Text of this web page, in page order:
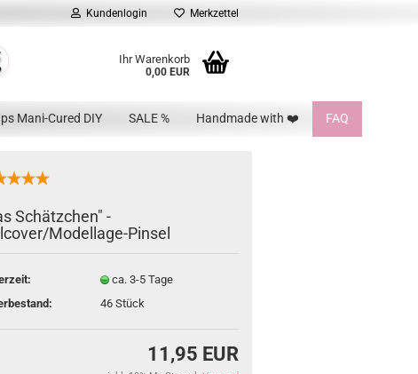
Kundenlogin Merkzettel
Ihr Warenkorb
0,00 EUR
Mani-Cured DIY SALE % Handmade with ❤️ FAQ
Schätzchen" -
Modellage-Pinsel
ca. 3-5 Tage
46 Stück
11,95 EUR